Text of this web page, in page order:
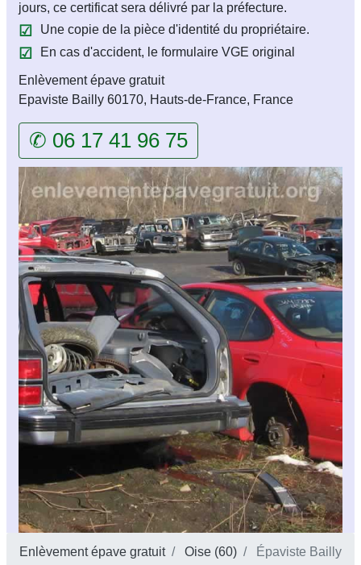
jours, ce certificat sera délivré par la préfecture.
Une copie de la pièce d'identité du propriétaire.
En cas d'accident, le formulaire VGE original
Enlèvement épave gratuit
Epaviste Bailly 60170, Hauts-de-France, France
✆ 06 17 41 96 75
Enlèvement épave gratuit Oise (60) Épaviste Bailly